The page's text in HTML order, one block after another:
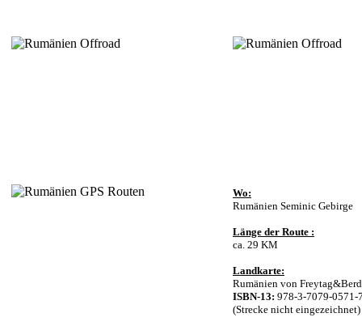
Wo:
Rumänien Seminic Gebirge
Länge der Route :
ca. 29 KM
Landkarte:
Rumänien von
ISBN-13: 978-3-7079-0571-
(Strecke nicht eingezeichnet)